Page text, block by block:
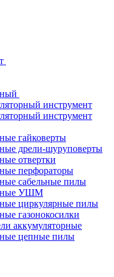
инструмент
инструмент
гайковерты
дрели-шуруповерты
отвертки
перфораторы
сабельные пилы
УШМ
циркулярные пилы
газонокосилки
аккумуляторные
цепные пилы